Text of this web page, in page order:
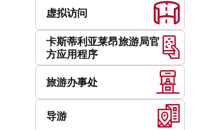
虚拟访问
卡斯蒂利亚莱昂旅游局官
方应用程序
旅游办事处
导游